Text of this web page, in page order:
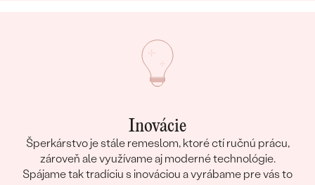
Inovácie
Šperkárstvo je stále remeslom, ktoré ctí ručnú prácu,
zároveň ale využívame aj moderné technológie.
Spájame tak tradíciu s inováciou a vyrábame pre vás to